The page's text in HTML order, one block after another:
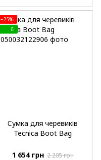
−25%
6
Сумка для черевиків
Tecnica Boot Bag
1 654 грн 2 205 грн